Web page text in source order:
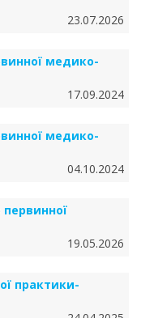
23.07.2026
медико-
17.09.2024
медико-
04.10.2024
19.05.2026
практики-